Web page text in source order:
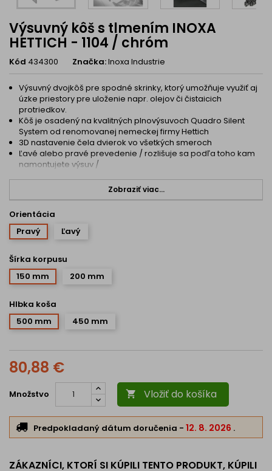
Výsuvný kôš s tlmením INOXA
HETTICH - 1104 / chróm
Kód 434300 Značka:Inoxa Industrie
Výsuvný dvojkôš pre spodné skrinky, ktorý umožňuje využiť aj
úzke priestory pre uloženie napr. olejov či čistaicich
protriedkov.
Kôš je osadený na kvalitných plnovýsuvoch Quadro Silent
System od renomovanej nemeckej firmy Hettich
3D nastavenie čela dvierok vo všetkých smeroch
Ľavé alebo pravé prevedenie / rozlišuje sa podľa toho kam
namontujete výsuv /
Zobraziť viac...
Orientácia
Pravý
Ľavý
Šírka korpusu
150 mm
200 mm
Hlbka koša
500 mm
450 mm
80,88 €
Množstvo  Vložiť do košíka
Predpokladaný dátum doručenia - 12. 8. 2026 .
ZÁKAZNÍCI, KTORÍ SI KÚPILI TENTO PRODUKT, KÚPILI